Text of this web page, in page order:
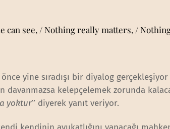
can see, / Nothing really matters, /
yine sıradışı bir diyalog
kelepçelemek zorunda
yoktur’’ diyerek yanıt veriyor.